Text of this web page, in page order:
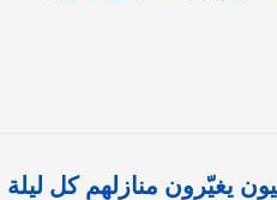
يغيّرون منازلهم كل ليلة